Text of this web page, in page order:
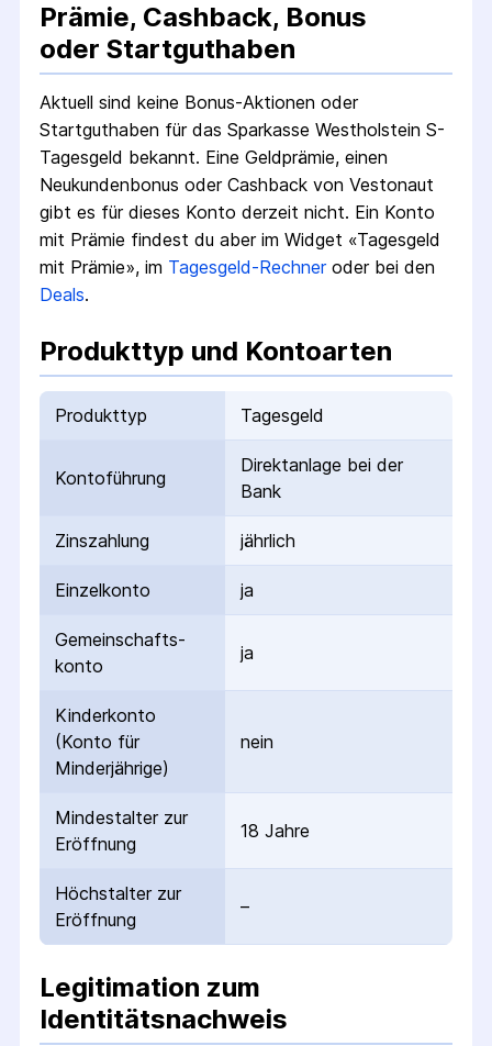
Prämie, Cashback, Bonus
oder Startguthaben
Aktuell sind keine Bonus-Aktionen oder
Startguthaben für das Sparkasse Westholstein S-
Tagesgeld bekannt. Eine Geldprämie, einen
Neukundenbonus oder Cashback von Vestonaut
gibt es für dieses Konto derzeit nicht. Ein Konto
mit Prämie findest du aber im Widget «Tagesgeld
mit Prämie», im Tagesgeld-Rechneroder bei den
Deals.
Produkttyp und Kontoarten
Produkttyp Tagesgeld
Kontoführung
Direktanlage bei der
Bank
Zinszahlung jährlich
Einzelkonto ja
Gemeinschafts­
konto
ja
Kinderkonto
(Konto für
Minderjährige)
nein
Mindestalter zur
Eröffnung
18 Jahre
Höchstalter zur
Eröffnung
–
Legitimation zum
Identitätsnachweis